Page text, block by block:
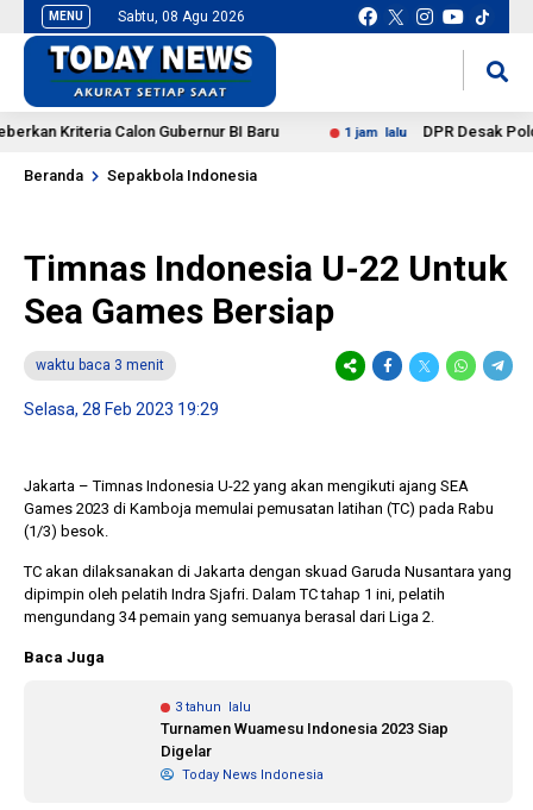
MENU Sabtu, 08 Agu 2026
Kriteria Calon Gubernur BI Baru 1 jam lalu DPR Desak Polda
Beranda Sepakbola Indonesia
Timnas Indonesia U-22 Untuk
Sea Games Bersiap
waktu baca 3 menit
Selasa, 28 Feb 2023 19:29
Jakarta – Timnas Indonesia U-22 yang akan mengikuti ajang SEA
Games 2023 di Kamboja memulai pemusatan latihan (TC) pada Rabu
(1/3) besok.
TC akan dilaksanakan di Jakarta dengan skuad Garuda Nusantara yang
dipimpin oleh pelatih Indra Sjafri. Dalam TC tahap 1 ini, pelatih
mengundang 34 pemain yang semuanya berasal dari Liga 2.
Baca Juga
3 tahun lalu
Turnamen Wuamesu Indonesia 2023 Siap
Digelar
Today News Indonesia
1 tahun lalu
Banyak Gugatan di
Pilkada 2024, Legislator
10 bulan lalu
KPU